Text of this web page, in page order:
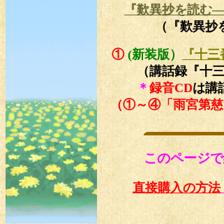
『歎異抄を読む
（『歎異抄
①(新装版） 『十
（講話録『十
＊ 録音CDは講
（①～④「雨宮第慈
このページ
直接購入の方法
（海外発送